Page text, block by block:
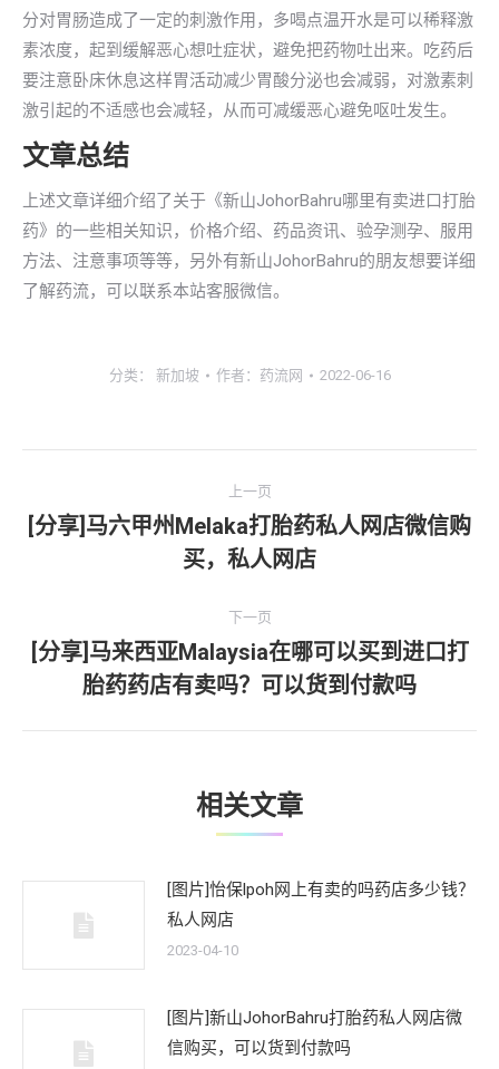
分对胃肠造成了一定的刺激作用，多喝点温开水是可以稀释激
素浓度，起到缓解恶心想吐症状，避免把药物吐出来。吃药后
要注意卧床休息这样胃活动减少胃酸分泌也会减弱，对激素刺
激引起的不适感也会减轻，从而可减缓恶心避免呕吐发生。
文章总结
上述文章详细介绍了关于《新山JohorBahru哪里有卖进口打胎
药》的一些相关知识，价格介绍、药品资讯、验孕测孕、服用
方法、注意事项等等，另外有新山JohorBahru的朋友想要详细
了解药流，可以联系本站客服微信。
分类： 新加坡 作者： 药流网 2022-06-16
章
上一页
上
一
[分享]马六甲州Melaka打胎药私人网店微信购
买，私人网店
下一页
一
文
[分享]马来西亚Malaysia在哪可以买到进口打
胎药药店有卖吗？可以货到付款吗
相关文章
[图片]怡保lpoh网上有卖的吗药店多少钱？
私人网店
2023-04-10
[图片]新山JohorBahru打胎药私人网店微
信购买，可以货到付款吗